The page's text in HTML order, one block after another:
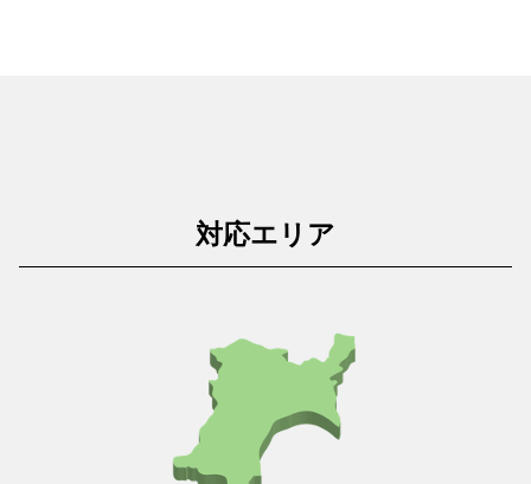
対応エリア